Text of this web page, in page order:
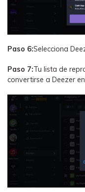
Paso 6:Selecciona
Paso 7:Tu lista de
convertirse a Deezer